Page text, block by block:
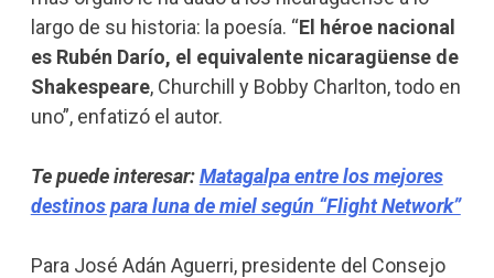
largo de su historia: la poesía. “El héroe nacional
es Rubén Darío, el equivalente nicaragüense de
Shakespeare, Churchill y Bobby Charlton, todo en
uno”, enfatizó el autor.
Te puede interesar:Matagalpa entre los mejores
destinos para luna de miel según “Flight Network”
Para José Adán Aguerri, presidente del Consejo